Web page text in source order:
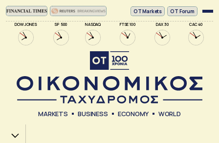
DOW JONES SP 500 NASDAQ FTSE 100 DAX 30 CAC 40
ΟΤ Markets OT Forum
MARKETS BUSINESS ECONOMY WORLD
Χ.Α.